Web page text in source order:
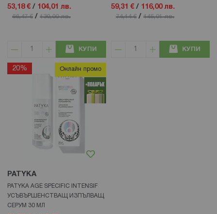
53,18 € / 104,01 лв.
66,47 € / 130,00 лв.
КУПИ
59,31 € / 116,00 лв.
74,14 € / 145,01 лв.
КУПИ
20% Онлайн промо
PATYKA
PATYKA AGE SPECIFIC INTENSIF
УСЪВЪРШЕНСТВАЩ ИЗПЪЛВАЩ
СЕРУМ 30 МЛ